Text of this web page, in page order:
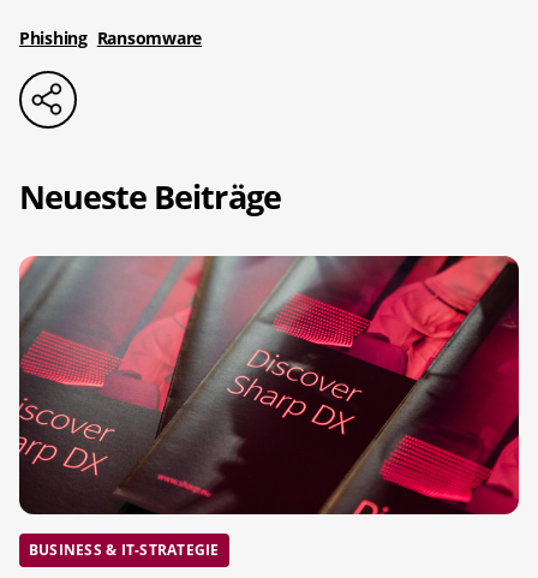
Phishing Ransomware
Neueste Beiträge
BUSINESS & IT-STRATEGIE